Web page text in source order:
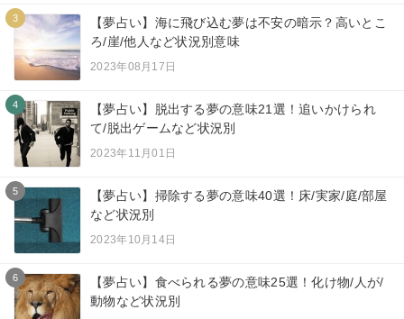
3
【夢占い】海に飛び込む夢は不安の暗示？高いとこ
ろ/崖/他人など状況別意味
2023年08月17日
4
【夢占い】脱出する夢の意味21選！追いかけられ
て/脱出ゲームなど状況別
2023年11月01日
5
【夢占い】掃除する夢の意味40選！床/実家/庭/部屋
など状況別
2023年10月14日
6
【夢占い】食べられる夢の意味25選！化け物/人が/
動物など状況別